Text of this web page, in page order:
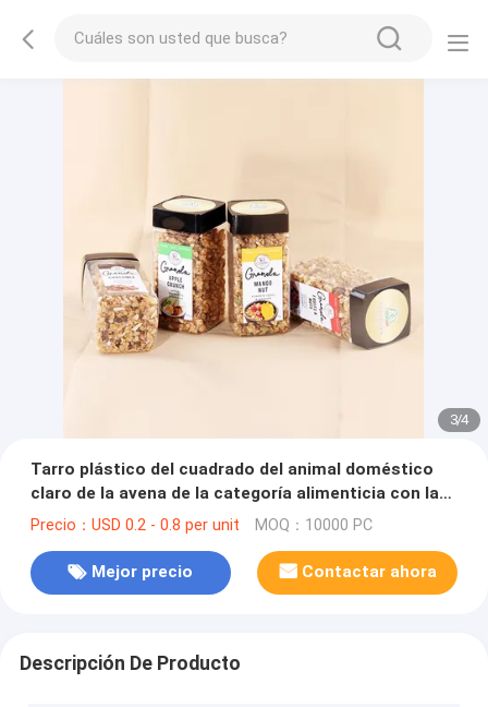
3/4
Tarro plástico del cuadrado del animal doméstico
claro de la avena de la categoría alimenticia con la
tapa del top del tornillo
Precio：USD 0.2 - 0.8 per unit MOQ：10000 PC
Mejor precio Contactar ahora
Descripción De Producto